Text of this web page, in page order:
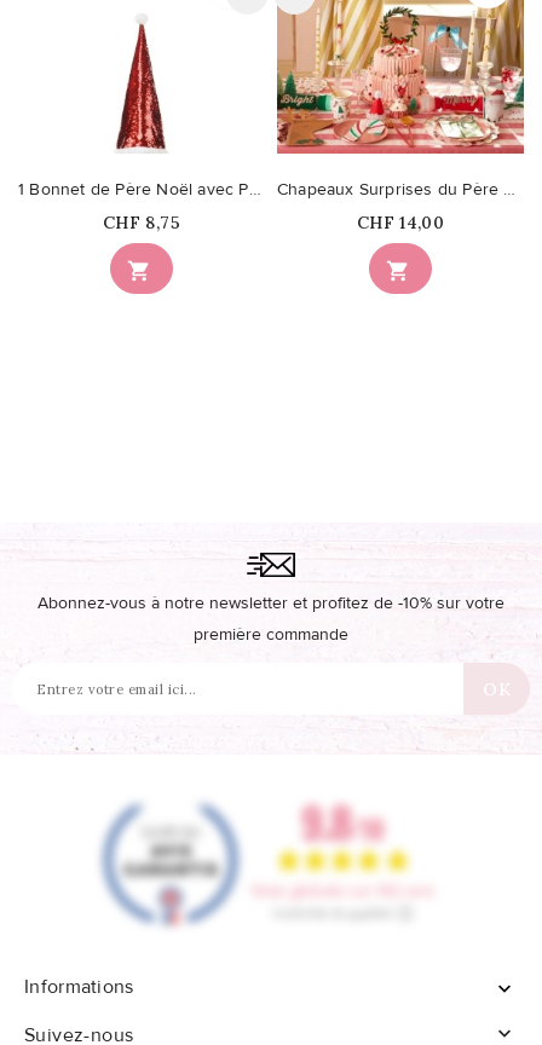

1 Bonnet de Père Noël avec Paillettes
Prix
CHF 8,75

Chapeaux Surprises du Père Noel
Prix
CHF 14,00
Abonnez-vous à notre newsletter et profitez de -10% sur votre
première commande
Informations

Suivez-nous
